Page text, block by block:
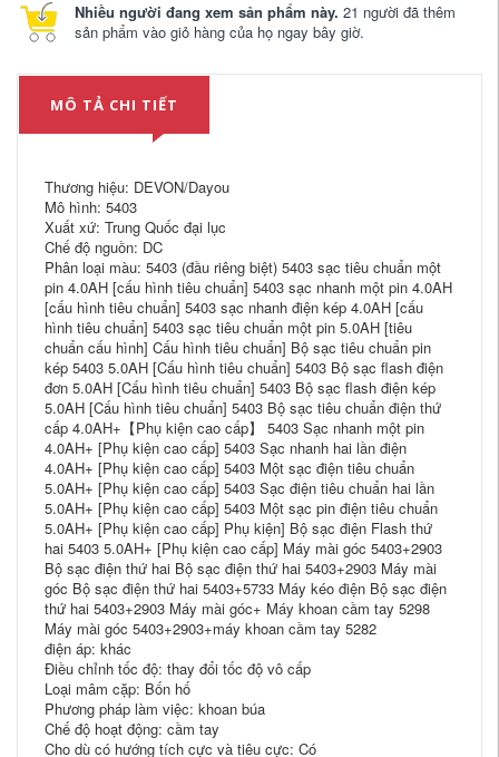
Nhiều người đang xem sản phẩm này. 21 người đã thêm
sản phẩm vào giỏ hàng của họ ngay bây giờ.
MÔ TẢ CHI TIẾT
Thương hiệu: DEVON/Dayou
Mô hình: 5403
Xuất xứ: Trung Quốc đại lục
Chế độ nguồn: DC
Phân loại màu: 5403 (đầu riêng biệt) 5403 sạc tiêu chuẩn một
pin 4.0AH [cấu hình tiêu chuẩn] 5403 sạc nhanh một pin 4.0AH
[cấu hình tiêu chuẩn] 5403 sạc nhanh điện kép 4.0AH [cấu
hình tiêu chuẩn] 5403 sạc tiêu chuẩn một pin 5.0AH [tiêu
chuẩn cấu hình] Cấu hình tiêu chuẩn] Bộ sạc tiêu chuẩn pin
kép 5403 5.0AH [Cấu hình tiêu chuẩn] 5403 Bộ sạc flash điện
đơn 5.0AH [Cấu hình tiêu chuẩn] 5403 Bộ sạc flash điện kép
5.0AH [Cấu hình tiêu chuẩn] 5403 Bộ sạc tiêu chuẩn điện thứ
cấp 4.0AH+【Phụ kiện cao cấp】 5403 Sạc nhanh một pin
4.0AH+ [Phụ kiện cao cấp] 5403 Sạc nhanh hai lần điện
4.0AH+ [Phụ kiện cao cấp] 5403 Một sạc điện tiêu chuẩn
5.0AH+ [Phụ kiện cao cấp] 5403 Sạc điện tiêu chuẩn hai lần
5.0AH+ [Phụ kiện cao cấp] 5403 Một sạc pin điện tiêu chuẩn
5.0AH+ [Phụ kiện cao cấp] Phụ kiện] Bộ sạc điện Flash thứ
hai 5403 5.0AH+ [Phụ kiện cao cấp] Máy mài góc 5403+2903
Bộ sạc điện thứ hai Bộ sạc điện thứ hai 5403+2903 Máy mài
góc Bộ sạc điện thứ hai 5403+5733 Máy kéo điện Bộ sạc điện
thứ hai 5403+2903 Máy mài góc+ Máy khoan cầm tay 5298
Máy mài góc 5403+2903+máy khoan cầm tay 5282
điện áp: khác
Điều chỉnh tốc độ: thay đổi tốc độ vô cấp
Loại mâm cặp: Bốn hố
Phương pháp làm việc: khoan búa
Chế độ hoạt động: cầm tay
Cho dù có hướng tích cực và tiêu cực: Có